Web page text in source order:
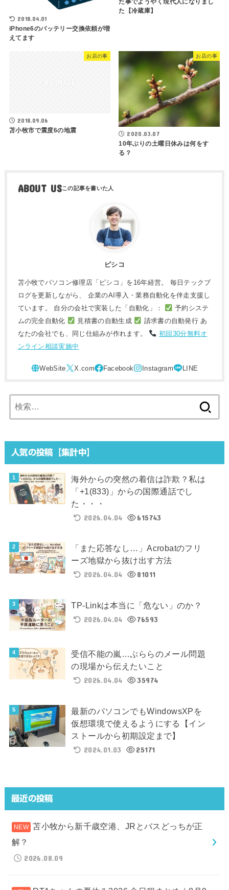
2018.04.01
iPhone6のバッテリー交換依頼が増
えてます
た事でようやく現代人になりまし
た【冷蔵庫】
お店の事
2018.09.06
苫小牧市で震度6の地震
お店の事
2020.03.07
10年ぶりの土曜日休みは何をす
る？
ABOUT US
ピシコ
苫小牧でパソコン修理店「ピシコ」を16年経営。 毎日テックブ
ログを更新しながら、 企業のAI導入・業務自動化を伴走支援し
ています。 自分の会社で実装した「自動化」：
予約システ
ムの完全自動化
見積書の自動生成
請求書の自動発行 あ
なたの会社でも、同じ仕組みが作れます。
初回30分無料オ
ンライン相談実施中
索:
人気の投稿【集計中】
海外からの突然の着信は詐欺？私は
「+1(833)」からの国際通話でし
た・・・
2026.04.04
615743
「また応答なし…」Acrobatのフリ
ーズ地獄から抜け出す方法
2026.04.04
81011
TP-Linkは本当に「危ない」のか？
2026.04.04
76593
受信不能の嵐…ぷららのメール問題
の現場から伝えたいこと
2026.04.04
35974
最新のパソコンでもWindowsXPを
仮想環境で使えるようにする【イン
ストールから初期設定まで】
2024.01.03
25171
最近の投稿
苫小牧から新千歳空港、JRとバスどっちが正
解？
2026.08.09